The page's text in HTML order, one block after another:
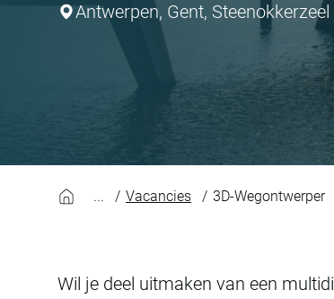
Antwerpen, Gent, Steenokkerzeel
Vacancies 3D-Wegontwerper
Wil je deel uitmaken van een